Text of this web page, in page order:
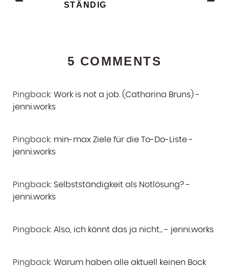
STÄNDIG
5 COMMENTS
Pingback: Work is not a job. (Catharina Bruns) -
jenni.works
Pingback: min-max Ziele für die To-Do-Liste -
jenni.works
Pingback: Selbstständigkeit als Notlösung? -
jenni.works
Pingback: Also, ich könnt das ja nicht... - jenni.works
Pingback: Warum haben alle aktuell keinen Bock